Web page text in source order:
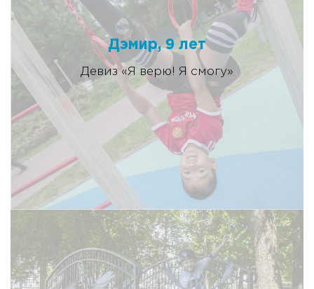
Дэмир, 9 лет
Девиз «Я верю! Я смогу»